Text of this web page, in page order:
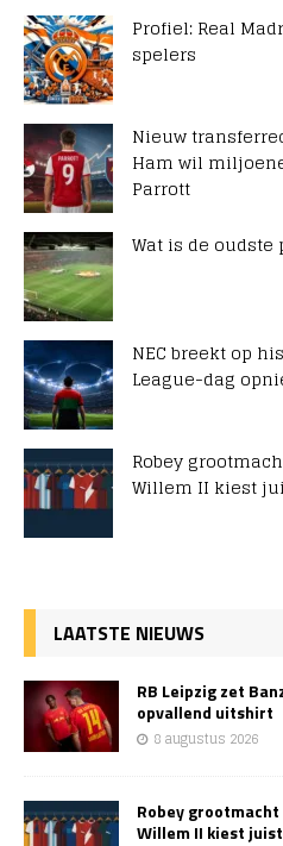
Profiel: Real
spelers
Nieuw
Ham wil
Parrott
Wat is de
NEC breekt op
League-dag
Robey
Willem II kiest
LAATSTE NIEUWS
RB Leipzig zet
opvallend uitshirt
8 augustus 2026
Robey
Willem II kiest